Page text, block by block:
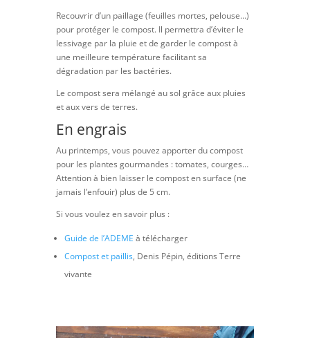
Recouvrir d’un paillage (feuilles mortes, pelouse…)
pour protéger le compost. Il permettra d’éviter le
lessivage par la pluie et de garder le compost à
une meilleure température facilitant sa
dégradation par les bactéries.
Le compost sera mélangé au sol grâce aux pluies
et aux vers de terres.
En engrais
Au printemps, vous pouvez apporter du compost
pour les plantes gourmandes : tomates, courges…
Attention à bien laisser le compost en surface (ne
jamais l’enfouir) plus de 5 cm.
Si vous voulez en savoir plus :
Guide de l’ADEME à télécharger
Compost et paillis, Denis Pépin, éditions Terre
vivante